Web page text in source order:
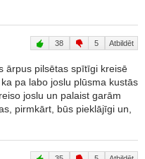
38 5 Atbildēt
ārpus pilsētas spītīgi kreisē
pa labo joslu plūsma kustās
joslu un palaist garām
pirmkārt, būs pieklājīgi un,